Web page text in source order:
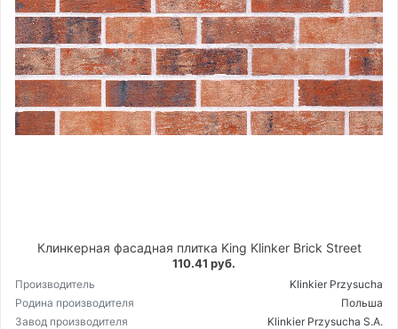
Клинкерная фасадная плитка King Klinker Brick Street
110.41 руб.
Производитель
Klinkier Przysucha
Родина производителя
Польша
Завод производителя
Klinkier Przysucha S.A.